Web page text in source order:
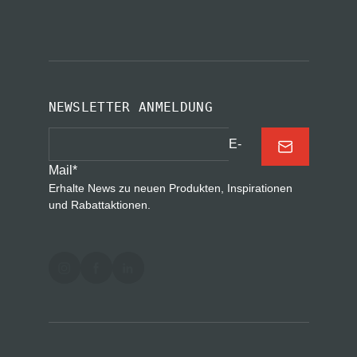
NEWSLETTER ANMELDUNG
E-
Mail *
Erhalte News zu neuen Produkten, Inspirationen
und Rabattaktionen.